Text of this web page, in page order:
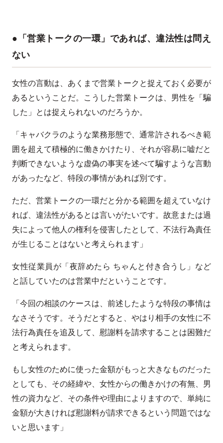
●「営業トークの一環」であれば、違法性は問え
ない
女性の言動は、あくまで営業トークと捉えておく必要が
あるということだ。こうした営業トークは、男性を「騙
した」とは捉えられないのだろうか。
「キャバクラのような業務形態で、通常許されるべき範
囲を超えて積極的に働きかけたり、それが容易に嘘だと
判断できないような虚偽の事実を述べて騙すような言動
があったなど、特段の事情があれば別です。
ただ、営業トークの一環だと分かる範囲を超えていなけ
れば、違法性があるとは言いがたいです。故意または過
失によって他人の権利を侵害したとして、不法行為責任
が生じることはないと考えられます」
女性従業員が「夜辞めたら ちゃんと付き合うし」など
と話していたのは営業中だということです。
「今回の相談のケースは、前述したような特段の事情は
なさそうです。そうだとすると、やはり相手の女性に不
法行為責任を追及して、慰謝料を請求することは困難だ
と考えられます。
もし女性のために使った金額がもっと大きなものだった
としても、その経緯や、女性からの働きかけの有無、男
性の資力など、その条件や理由によりますので、単純に
金額が大きければ慰謝料が請求できるという問題ではな
いと思います」